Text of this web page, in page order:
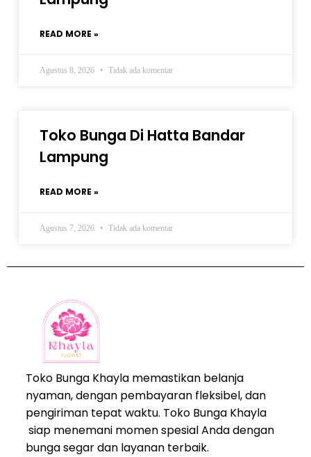
READ MORE »
Agustus 8, 2026 Tidak ada komentar
Toko Bunga Di Hatta Bandar
Lampung
READ MORE »
Agustus 7, 2026 Tidak ada komentar
Toko Bunga Khayla memastikan belanja
nyaman, dengan pembayaran fleksibel, dan
pengiriman tepat waktu. Toko Bunga Khayla
siap menemani momen spesial Anda dengan
bunga segar dan layanan terbaik.